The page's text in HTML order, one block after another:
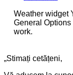
Weather widget
General
work.
„Stimați cetățeni,